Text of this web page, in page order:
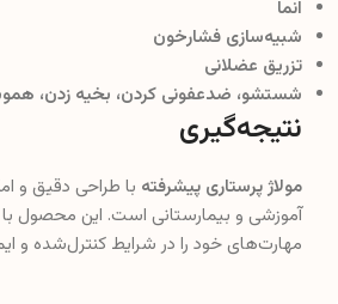
انما
شبیه‌سازی فشارخون
تزریق عضلانی
شستشو، ضدعفونی کردن، بخیه زدن،
نتیجه‌گیری
مولاژ پرستاری پیشرفته با طراحی دقیق و
آموزشی و بیمارستانی است. این محصول
مهارت‌های خود را در شرایط کنترل‌شده و